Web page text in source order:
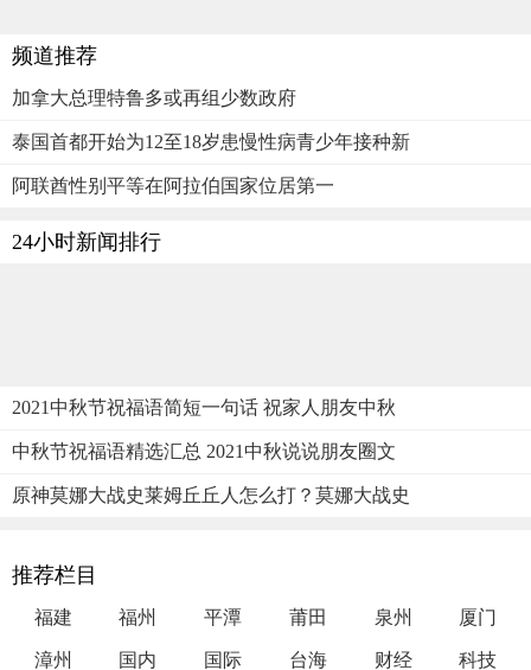
频道推荐
加拿大总理特鲁多或再组少数政府
泰国首都开始为12至18岁患慢性病青少年接种新
阿联酋性别平等在阿拉伯国家位居第一
24小时新闻排行
2021中秋节祝福语简短一句话 祝家人朋友中秋
中秋节祝福语精选汇总 2021中秋说说朋友圈文
原神莫娜大战史莱姆丘丘人怎么打？莫娜大战史
推荐栏目
福建 福州 平潭 莆田 泉州 厦门
漳州 国内 国际 台海 财经 科技